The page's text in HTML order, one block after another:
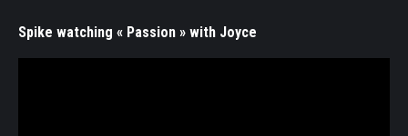
Spike watching « Passion » with Joyce